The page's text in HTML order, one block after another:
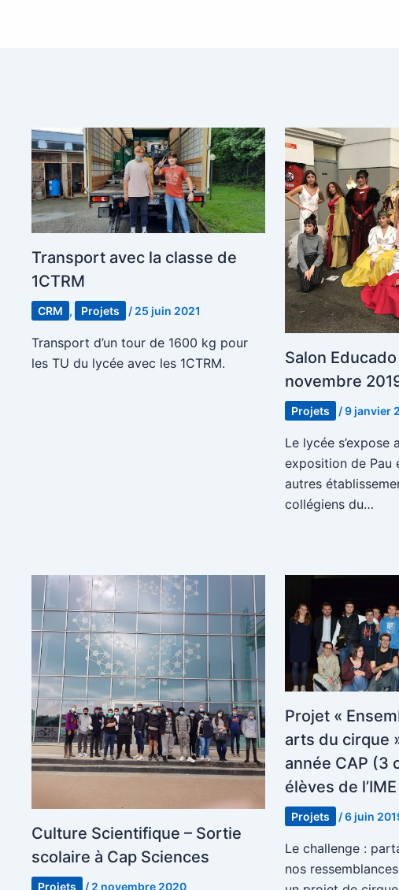
Transport avec la classe de
1CTRM
CRM , Projets / 25 juin 2021
Transport d’un tour de 1600 kg pour
les TU du lycée avec les 1CTRM.
Salon
novembre
Projets /9 janvier
Le lycée s’expose
exposition de Pau
autres
collégiens du…
Culture Scientifique – Sortie
scolaire à Cap Sciences
Projets / 2 novembre 2020
Projet «
arts du cirque
année CAP (3
élèves de l’IME
Projets /6 juin
Le challenge :
nos